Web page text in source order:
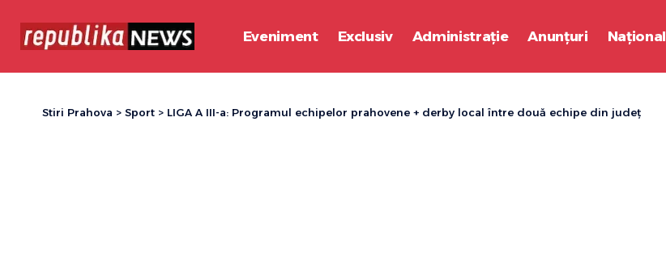
Eveniment Exclusiv Administrație Anunțuri Național
Stiri Prahova > Sport > LIGA A III-a: Programul echipelor prahovene + derby local între două echipe din județ